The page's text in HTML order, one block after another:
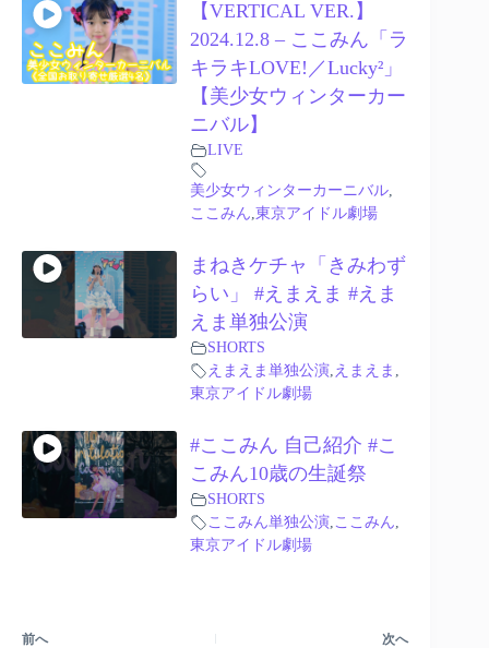
【VERTICAL VER.】
2024.12.8 – ここみん「ラ
キラキLOVE!／Lucky²」
【美少女ウィンターカー
ニバル】
LIVE
美少女ウィンターカーニバル,
ここみん 東京アイドル劇場
まねきケチャ「きみわず
らい」 #えまえま #えま
えま単独公演
SHORTS
えまえま単独公演, えまえま
東京アイドル劇場
#ここみん 自己紹介 #こ
こみん10歳の生誕祭
SHORTS
ここみん単独公演, ここみん
東京アイドル劇場
前へ 次へ